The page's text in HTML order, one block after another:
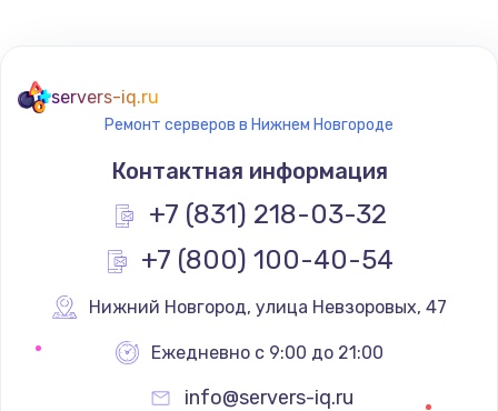
servers-iq.ru
Ремонт серверов в Нижнем Новгороде
Контактная информация
+7 (831) 218-03-32
+7 (800) 100-40-54
Нижний Новгород, улица Невзоровых, 47
Ежедневно с 9:00 до 21:00
info@servers-iq.ru